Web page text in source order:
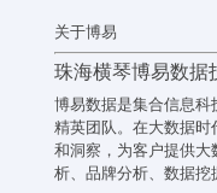
关于博易
珠海横琴博易数据
博易数据是集合信息科
精英团队。在大数据时
和洞察，为客户提供大
析、品牌分析、数据挖